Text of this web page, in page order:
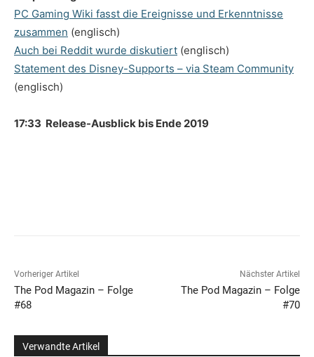
PC Gaming Wiki fasst die Ereignisse und Erkenntnisse
zusammen (englisch)
Auch bei Reddit wurde diskutiert (englisch)
Statement des Disney-Supports – via Steam Community
(englisch)
17:33 Release-Ausblick bis Ende 2019
Vorheriger Artikel
The Pod Magazin – Folge
#68
Nächster Artikel
The Pod Magazin – Folge
#70
Verwandte Artikel